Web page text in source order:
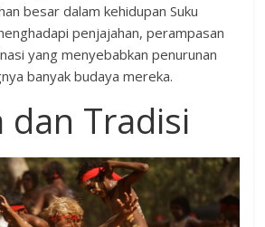
besar dalam kehidupan Suku
penjajahan, perampasan
yang menyebabkan penurunan
banyak budaya mereka.
dan Tradisi